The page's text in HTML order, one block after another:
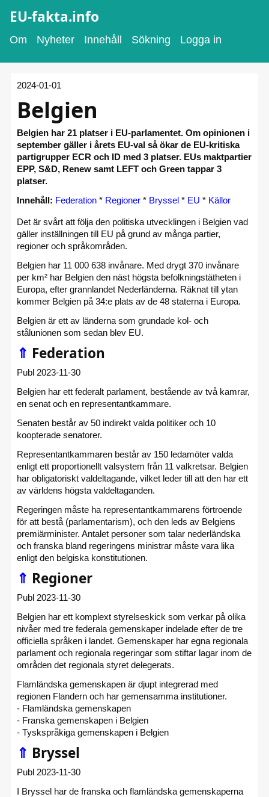
EU-fakta.info
Om Nyheter Innehåll Sökning Logga in
2024-01-01
Belgien
Belgien har 21 platser i EU-parlamentet. Om opinionen i
september gäller i årets EU-val så ökar de EU-kritiska
partigrupper ECR och ID med 3 platser. EUs maktpartier
EPP, S&D, Renew samt LEFT och Green tappar 3
platser.
Innehåll: Federation * Regioner * Bryssel * EU * Källor
Det är svårt att följa den politiska utvecklingen i Belgien vad
gäller inställningen till EU på grund av många partier,
regioner och språkområden.
Belgien har 11 000 638 invånare. Med drygt 370 invånare
per km² har Belgien den näst högsta befolkningstätheten i
Europa, efter grannlandet Nederländerna. Räknat till ytan
kommer Belgien på 34:e plats av de 48 staterna i Europa.
Belgien är ett av länderna som grundade kol- och
stålunionen som sedan blev EU.
⇑ Federation
Publ 2023-11-30
Belgien har ett federalt parlament, bestående av två kamrar,
en senat och en representantkammare.
Senaten består av 50 indirekt valda politiker och 10
koopterade senatorer.
Representantkammaren består av 150 ledamöter valda
enligt ett proportionellt valsystem från 11 valkretsar. Belgien
har obligatoriskt valdeltagande, vilket leder till att den har ett
av världens högsta valdeltaganden.
Regeringen måste ha representantkammarens förtroende
för att bestå (parlamentarism), och den leds av Belgiens
premiärminister. Antalet personer som talar nederländska
och franska bland regeringens ministrar måste vara lika
enligt den belgiska konstitutionen.
⇑ Regioner
Publ 2023-11-30
Belgien har ett komplext styrelseskick som verkar på olika
nivåer med tre federala gemenskaper indelade efter de tre
officiella språken i landet. Gemenskaper har egna regionala
parlament och regionala regeringar som stiftar lagar inom de
områden det regionala styret delegerats.
Flamländska gemenskapen är djupt integrerad med
regionen Flandern och har gemensamma institutioner.
- Flamländska gemenskapen
- Franska gemenskapen i Belgien
- Tyskspråkiga gemenskapen i Belgien
⇑ Bryssel
Publ 2023-11-30
I Bryssel har de franska och flamländska gemenskaperna